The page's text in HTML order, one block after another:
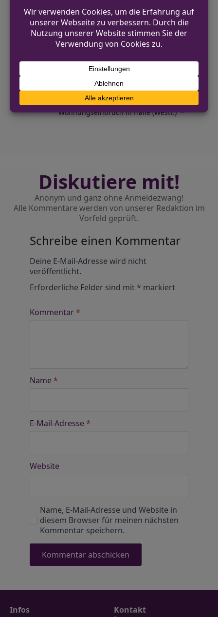
Die Kriminalpolizei hat die Ermittlungen
zu den genauen Umständen des
Brandes aufgenommen.
VORHERIGER BEITRAG
Feuer auf Firmengelände – Brennende LKW-
Reifen im Industriehafen
NÄCHSTER BEITRAG
Wohnungseinbruch in Halle (Westf.)
Diskutiere mit!
Anonym und ganz ohne Anmeldezwang!
Alle Kommentare werden von unserer Redaktion im
Vorfeld geprüft.
Schreibe einen Kommentar
Deine E-Mail-Adresse wird nicht
veröffentlicht.
Erforderliche Felder sind mit* markiert
Kommentar*
Name *
E-Mail-Adresse *
Website
Name, E-Mail-Adresse und Website in
diesem Browser für meinen nächsten
Kommentar speichern.
Infos Kontakt